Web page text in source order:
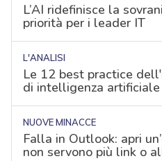
L’AI ridefinisce la
priorità per i leader IT
L'ANALISI
Le 12 best practice
di intelligenza artificiale
NUOVE MINACCE
Falla in Outlook: apri
non servono più link o